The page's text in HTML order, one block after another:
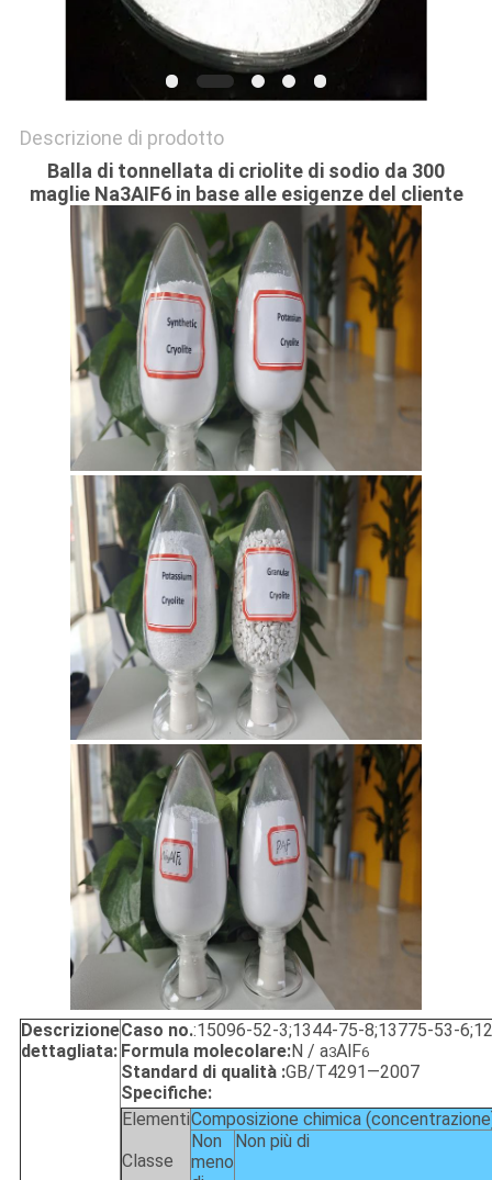
RISERVATEZZA
Descrizione di prodotto
Balla di tonnellata di criolite di sodio da 300
maglie Na3AIF6 in base alle esigenze del cliente
Descrizione
dettagliata:
Caso no.:15096-52-3;1344-75-8;13775-53-
Formula molecolare:N / a3AlF6
Standard di qualità :GB/T4291—2007
Specifiche:
Elementi
Classe
Composizione chimica
Non
meno
Non più di